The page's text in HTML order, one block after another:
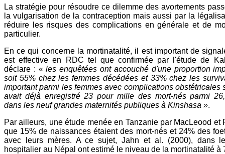
La stratégie pour résoudre ce dilemme des avortements
la vulgarisation de la contraception mais aussi par la
réduire les risques des complications en générale et de
particulier.
En ce qui concerne la mortinatalité, il est important de
est effective en RDC tel que confirmée par l'étude de
déclare : «les enquêtées ont accouché d'une proportion
soit 55% chez les femmes décédées et 33% chez les
important parmi les femmes avec complications obstétricales
avait déjà enregistré 23 pour mille des mort-nés parmi
dans les neuf grandes maternités publiques à Kinshasa ».
Par ailleurs, une étude menée en Tanzanie par MacLeood et
que 15% de naissances étaient des mort-nés et 24% des
avec leurs mères. A ce sujet, Jahn et al. (2000), dans
hospitalier au Népal ont estimé le niveau de la mortinatalité à